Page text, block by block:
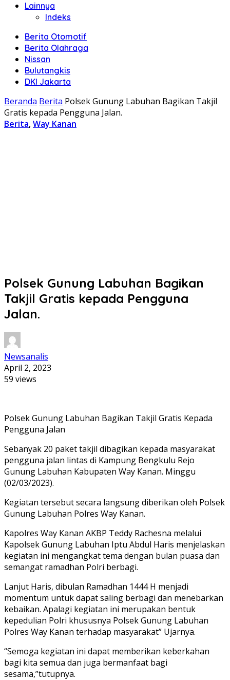
Lainnya
Indeks
Berita Otomotif
Berita Olahraga
Nissan
Bulutangkis
DKI Jakarta
Beranda Berita Polsek Gunung Labuhan Bagikan Takjil
Gratis kepada Pengguna Jalan.
Berita,Way Kanan
Polsek Gunung Labuhan Bagikan
Takjil Gratis kepada Pengguna
Jalan.
Newsanalis
April 2, 2023
59 views
Polsek Gunung Labuhan Bagikan Takjil Gratis Kepada
Pengguna Jalan
Sebanyak 20 paket takjil dibagikan kepada masyarakat
pengguna jalan lintas di Kampung Bengkulu Rejo
Gunung Labuhan Kabupaten Way Kanan. Minggu
(02/03/2023).
Kegiatan tersebut secara langsung diberikan oleh Polsek
Gunung Labuhan Polres Way Kanan.
Kapolres Way Kanan AKBP Teddy Rachesna melalui
Kapolsek Gunung Labuhan Iptu Abdul Haris menjelaskan
kegiatan ini mengangkat tema dengan bulan puasa dan
semangat ramadhan Polri berbagi.
Lanjut Haris, dibulan Ramadhan 1444 H menjadi
momentum untuk dapat saling berbagi dan menebarkan
kebaikan. Apalagi kegiatan ini merupakan bentuk
kepedulian Polri khususnya Polsek Gunung Labuhan
Polres Way Kanan terhadap masyarakat” Ujarnya.
“Semoga kegiatan ini dapat memberikan keberkahan
bagi kita semua dan juga bermanfaat bagi
sesama,”tutupnya.